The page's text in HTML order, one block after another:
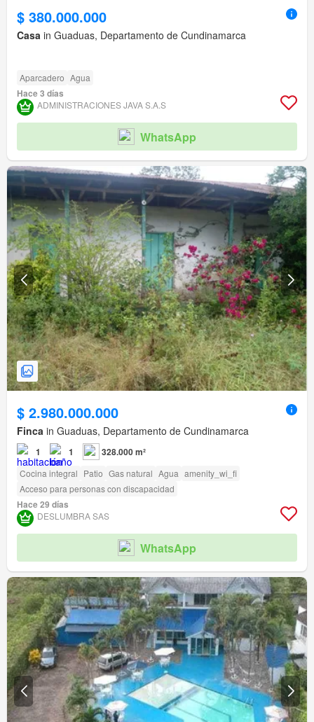
$ 380.000.000
Casa in Guaduas, Departamento de Cundinamarca
Aparcadero Agua
Hace 3 días
ADMINISTRACIONES JAVA S.A.S
WhatsApp
$ 2.980.000.000
Finca in Guaduas, Departamento de Cundinamarca
1 1 328.000 m²
Cocina integral Patio Gas natural Agua amenity_wi_fi
Acceso para personas con discapacidad
Hace 29 días
DESLUMBRA SAS
WhatsApp